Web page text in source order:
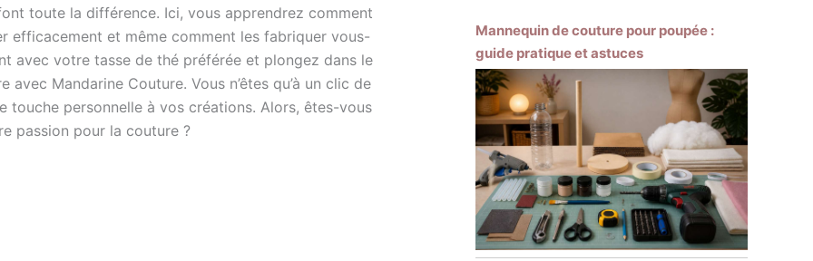
toute la différence. Ici, vous apprendrez comment
efficacement et même comment les fabriquer vous-
avec votre tasse de thé préférée et plongez dans le
Mandarine Couture. Vous n’êtes qu’à un clic de
touche personnelle à vos créations. Alors, êtes-vous
passion pour la couture ?
Mannequin de couture pour poupée :
guide pratique et astuces